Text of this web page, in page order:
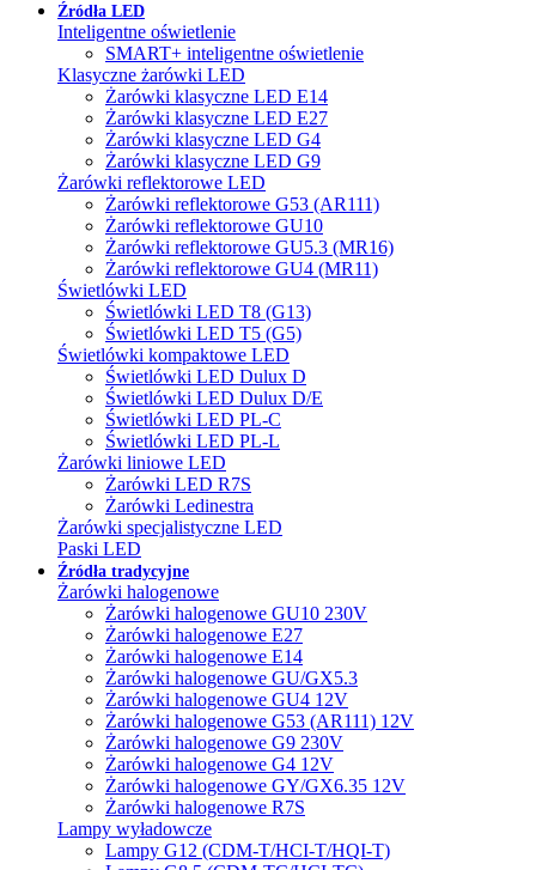
Źródła LED
Inteligentne oświetlenie
SMART+ inteligentne oświetlenie
Klasyczne żarówki LED
Żarówki klasyczne LED E14
Żarówki klasyczne LED E27
Żarówki klasyczne LED G4
Żarówki klasyczne LED G9
Żarówki reflektorowe LED
Żarówki reflektorowe G53 (AR111)
Żarówki reflektorowe GU10
Żarówki reflektorowe GU5.3 (MR16)
Żarówki reflektorowe GU4 (MR11)
Świetlówki LED
Świetlówki LED T8 (G13)
Świetlówki LED T5 (G5)
Świetlówki kompaktowe LED
Świetlówki LED Dulux D
Świetlówki LED Dulux D/E
Świetlówki LED PL-C
Świetlówki LED PL-L
Żarówki liniowe LED
Żarówki LED R7S
Żarówki Ledinestra
Żarówki specjalistyczne LED
Paski LED
Źródła tradycyjne
Żarówki halogenowe
Żarówki halogenowe GU10 230V
Żarówki halogenowe E27
Żarówki halogenowe E14
Żarówki halogenowe GU/GX5.3
Żarówki halogenowe GU4 12V
Żarówki halogenowe G53 (AR111) 12V
Żarówki halogenowe G9 230V
Żarówki halogenowe G4 12V
Żarówki halogenowe GY/GX6.35 12V
Żarówki halogenowe R7S
Lampy wyładowcze
Lampy G12 (CDM-T/HCI-T/HQI-T)